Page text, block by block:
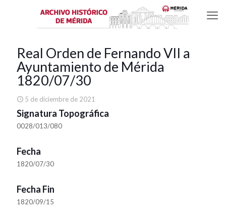
Real Orden de Fernando VII a
Ayuntamiento de Mérida
1820/07/30
5 de diciembre de 2021
Signatura Topográfica
0028/013/080
Fecha
1820/07/30
Fecha Fin
1820/09/15